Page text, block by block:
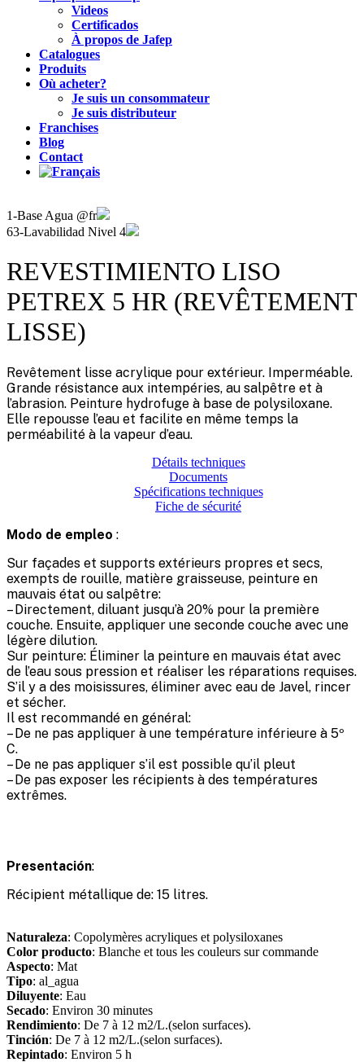
Videos
Certificados
À propos de Jafep
Catalogues
Produits
Où acheter?
Je suis un consommateur
Je suis distributeur
Franchises
Blog
Contact
1-Base Agua @fr
63-Lavabilidad Nivel 4
REVESTIMIENTO LISO
PETREX 5 HR (REVÊTEMENT
LISSE)
Revêtement lisse acrylique pour extérieur. Imperméable.
Grande résistance aux intempéries, au salpêtre et à
l’abrasion. Peinture hydrofuge à base de polysiloxane.
Elle repousse l’eau et facilite en même temps la
perméabilité à la vapeur d’eau.
Détails techniques
Documents
Spécifications techniques
Fiche de sécurité
Modo de empleo :
Sur façades et supports extérieurs propres et secs,
exempts de rouille, matière graisseuse, peinture en
mauvais état ou salpêtre:
– Directement, diluant jusqu’à 20% pour la première
couche. Ensuite, appliquer une seconde couche avec une
légère dilution.
Sur peinture: Éliminer la peinture en mauvais état avec
de l’eau sous pression et réaliser les réparations requises.
S’il y a des moisissures, éliminer avec eau de Javel, rincer
et sécher.
Il est recommandé en général:
– De ne pas appliquer à une température inférieure à 5º
C.
– De ne pas appliquer s’il est possible qu’il pleut
– De pas exposer les récipients à des températures
extrêmes.
Presentación:
Récipient métallique de: 15 litres.
Naturaleza: Copolymères acryliques et polysiloxanes
Color producto: Blanche et tous les couleurs sur commande
Aspecto: Mat
Tipo: al_agua
Diluyente: Eau
Secado: Environ 30 minutes
Rendimiento: De 7 à 12 m2/L.(selon surfaces).
Tinción: De 7 à 12 m2/L.(selon surfaces).
Repintado: Environ 5 h